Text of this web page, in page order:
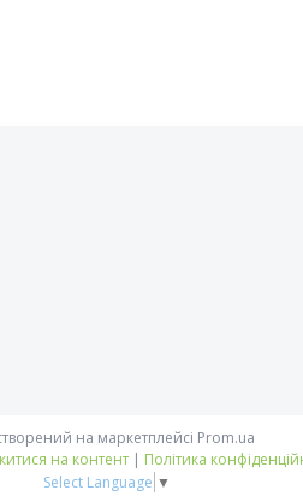
на маркетплейсі Prom.ua
на контент | Політика
Select Language ▼